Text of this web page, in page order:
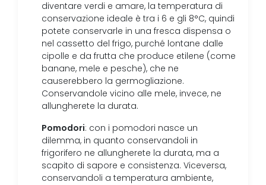
diventare verdi e amare, la temperatura di
conservazione ideale è tra i 6 e gli 8°C, quindi
potete conservarle in una fresca dispensa o
nel cassetto del frigo, purché lontane dalle
cipolle e da frutta che produce etilene (come
banane, mele e pesche), che ne
causerebbero la germogliazione.
Conservandole vicino alle mele, invece, ne
allungherete la durata.
Pomodori: con i pomodori nasce un
dilemma, in quanto conservandoli in
frigorifero ne allungherete la durata, ma a
scapito di sapore e consistenza. Viceversa,
conservandoli a temperatura ambiente,